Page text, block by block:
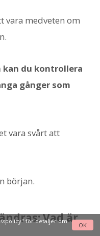
vara medveten om
du kontrollera
gånger som
vara svårt att
början.
Vad är
för detaljer om
OK